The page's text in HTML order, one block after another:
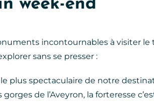
week-end
incontournables à visiter le
sans se presser :
plus spectaculaire de notre
de l’Aveyron, la forteresse